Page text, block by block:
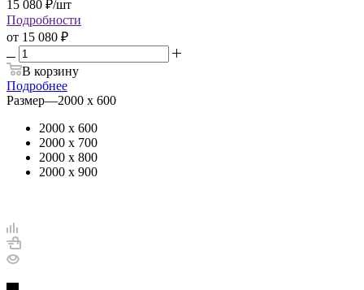
15 080 ₽/шт
Подробности
от 15 080 ₽
В корзину
Подробнее
Размер—2000 х 600
2000 х 600
2000 х 700
2000 х 800
2000 х 900